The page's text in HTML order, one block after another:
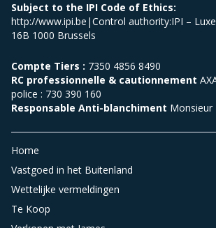
Subject to the IPI Code of Ethics:
http://www.ipi.be|Control authority:IPI –
16B 1000 Brussels
Compte Tiers : 7350 4856 8490
RC professionnelle & cautionnement
police : 730 390 160
Responsable Anti-blanchiment Monsieur
Home
Vastgoed in het Buitenland
Wettelijke vermeldingen
Te Koop